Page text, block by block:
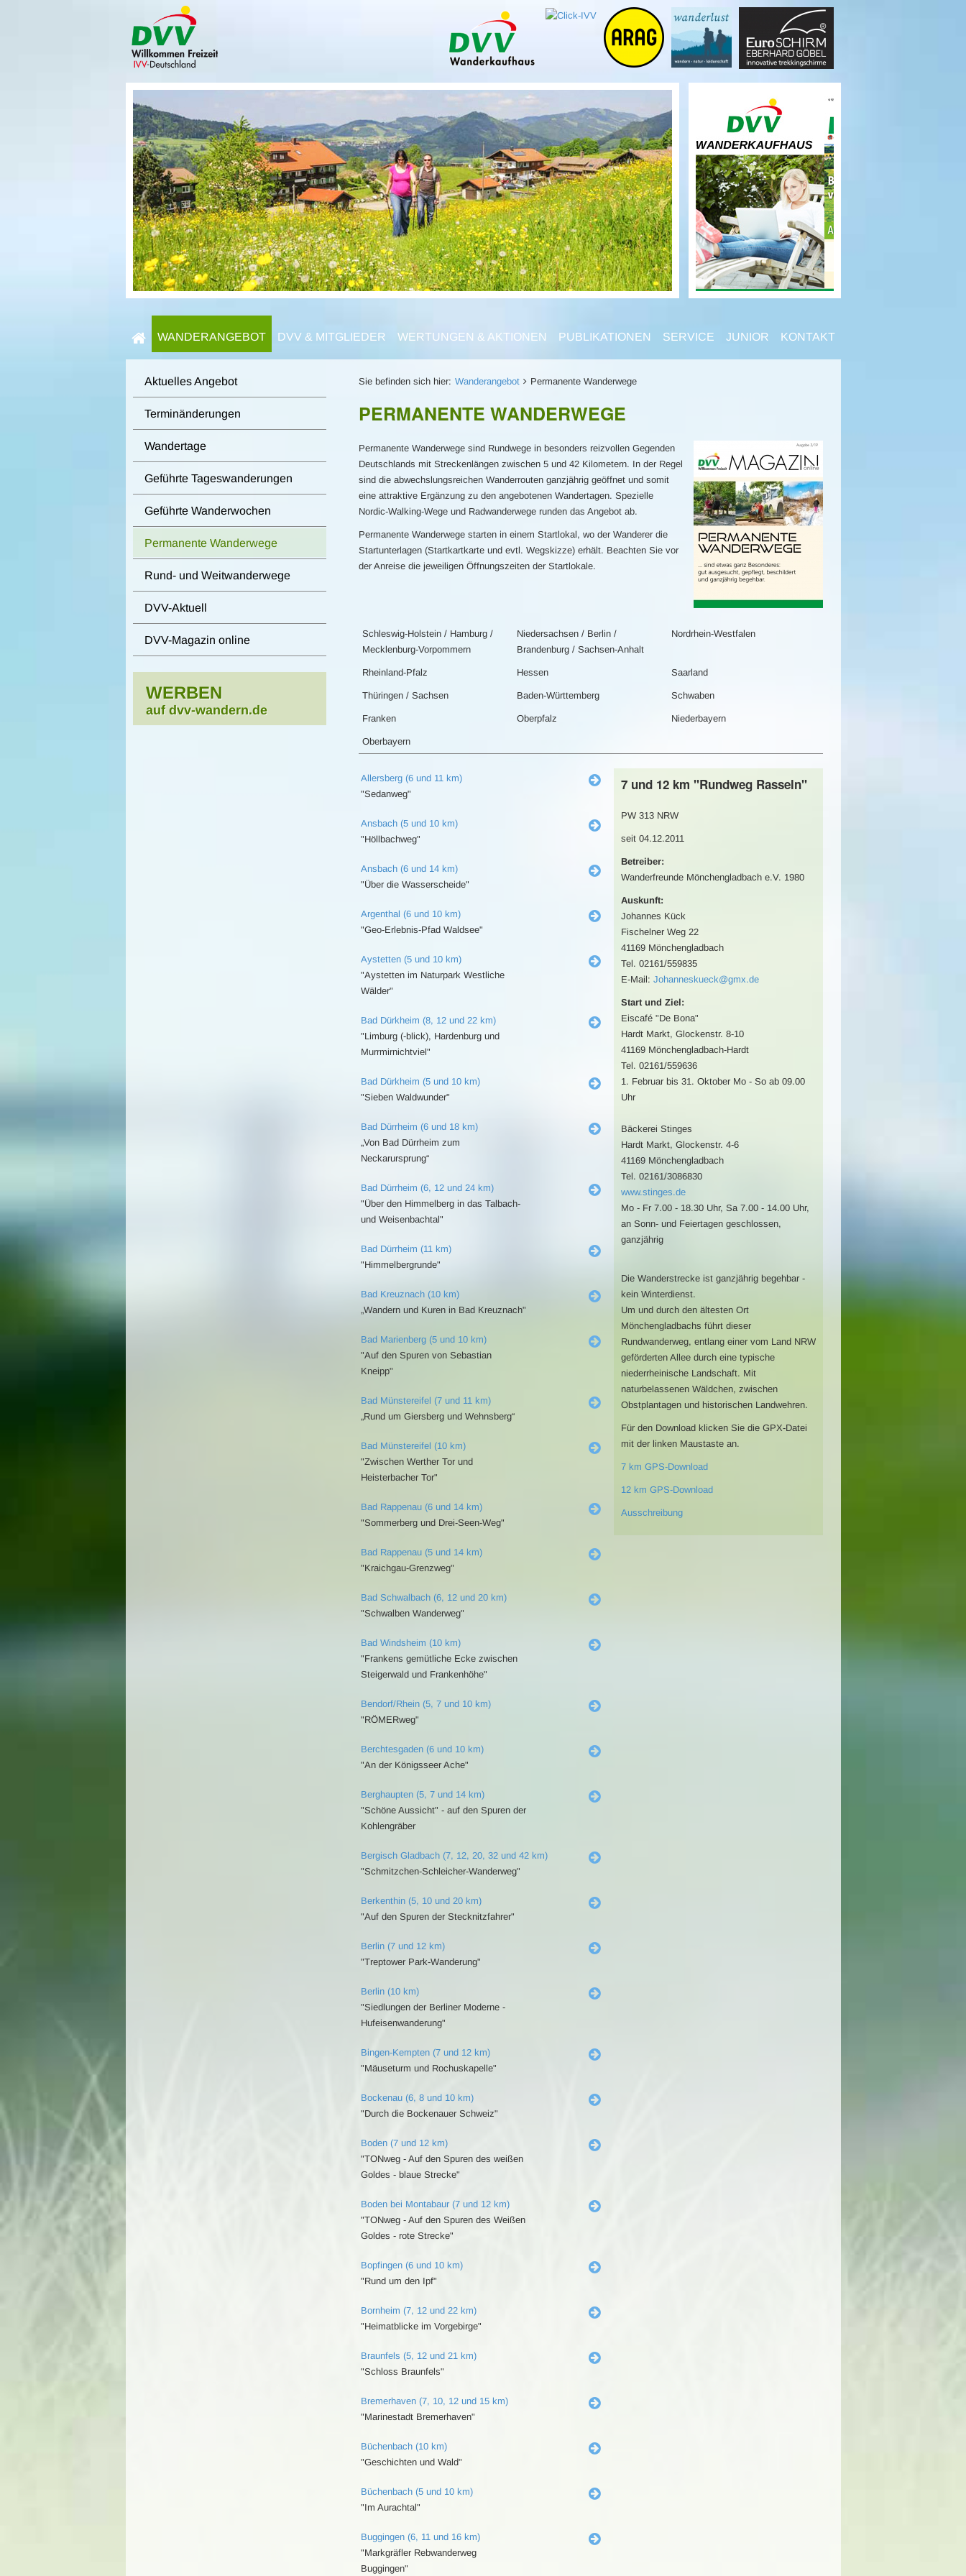
WANDERANGEBOT DVV & MITGLIEDER WERTUNGEN & AKTIONEN PUBLIKATIONEN SERVICE JUNIOR KONTAKT
Sie befinden sich hier: Wanderangebot Permanente Wanderwege
PERMANENTE WANDERWEGE
Permanente Wanderwege sind Rundwege in besonders reizvollen Gegenden
Deutschlands mit Streckenlängen zwischen 5 und 42 Kilometern. In der Regel
sind die abwechslungsreichen Wanderrouten ganzjährig geöffnet und somit
eine attraktive Ergänzung zu den angebotenen Wandertagen. Spezielle
Nordic-Walking-Wege und Radwanderwege runden das Angebot ab.
Permanente Wanderwege starten in einem Startlokal, wo der Wanderer die
Startunterlagen (Startkartkarte und evtl. Wegskizze) erhält. Beachten Sie vor
der Anreise die jeweiligen Öffnungszeiten der Startlokale.
Schleswig-Holstein / Hamburg /
Mecklenburg-Vorpommern
Niedersachsen / Berlin /
Brandenburg / Sachsen-Anhalt
Nordrhein-Westfalen
Rheinland-Pfalz Hessen Saarland
Thüringen / Sachsen Baden-Württemberg Schwaben
Franken Oberpfalz Niederbayern
Oberbayern
Allersberg (6 und 11 km)
"Sedanweg"
Ansbach (5 und 10 km)
"Höllbachweg"
Ansbach (6 und 14 km)
"Über die Wasserscheide"
Argenthal (6 und 10 km)
"Geo-Erlebnis-Pfad Waldsee"
Aystetten (5 und 10 km)
"Aystetten im Naturpark Westliche
Wälder"
Bad Dürkheim (8, 12 und 22 km)
"Limburg (-blick), Hardenburg und
Murrmirnichtviel"
Bad Dürkheim (5 und 10 km)
"Sieben Waldwunder"
Bad Dürrheim (6 und 18 km)
„Von Bad Dürrheim zum
Neckarursprung“
Bad Dürrheim (6, 12 und 24 km)
"Über den Himmelberg in das Talbach-
und Weisenbachtal"
Bad Dürrheim (11 km)
"Himmelbergrunde"
Bad Kreuznach (10 km)
„Wandern und Kuren in Bad Kreuznach"
Bad Marienberg (5 und 10 km)
"Auf den Spuren von Sebastian
Kneipp"
Bad Münstereifel (7 und 11 km)
„Rund um Giersberg und Wehnsberg“
Bad Münstereifel (10 km)
"Zwischen Werther Tor und
Heisterbacher Tor"
Bad Rappenau (6 und 14 km)
"Sommerberg und Drei-Seen-Weg"
Bad Rappenau (5 und 14 km)
"Kraichgau-Grenzweg"
Bad Schwalbach (6, 12 und 20 km)
"Schwalben Wanderweg"
Bad Windsheim (10 km)
"Frankens gemütliche Ecke zwischen
Steigerwald und Frankenhöhe"
Bendorf/Rhein (5, 7 und 10 km)
"RÖMERweg"
Berchtesgaden (6 und 10 km)
"An der Königsseer Ache"
Berghaupten (5, 7 und 14 km)
"Schöne Aussicht" - auf den Spuren der
Kohlengräber
Bergisch Gladbach (7, 12, 20, 32 und 42 km)
"Schmitzchen-Schleicher-Wanderweg"
Berkenthin (5, 10 und 20 km)
"Auf den Spuren der Stecknitzfahrer"
Berlin (7 und 12 km)
"Treptower Park-Wanderung"
Berlin (10 km)
"Siedlungen der Berliner Moderne -
Hufeisenwanderung"
Bingen-Kempten (7 und 12 km)
"Mäuseturm und Rochuskapelle"
Bockenau (6, 8 und 10 km)
"Durch die Bockenauer Schweiz"
Boden (7 und 12 km)
"TONweg - Auf den Spuren des weißen
Goldes - blaue Strecke"
Boden bei Montabaur (7 und 12 km)
"TONweg - Auf den Spuren des Weißen
Goldes - rote Strecke"
Bopfingen (6 und 10 km)
"Rund um den Ipf"
Bornheim (7, 12 und 22 km)
"Heimatblicke im Vorgebirge"
Braunfels (5, 12 und 21 km)
"Schloss Braunfels"
Bremerhaven (7, 10, 12 und 15 km)
"Marinestadt Bremerhaven"
Büchenbach (10 km)
"Geschichten und Wald"
Büchenbach (5 und 10 km)
"Im Aurachtal"
Buggingen (6, 11 und 16 km)
"Markgräfler Rebwanderweg
Buggingen"
7 und 12 km "Rundweg Rasseln"
PW 313 NRW
seit 04.12.2011
Betreiber:
Wanderfreunde Mönchengladbach e.V. 1980
Auskunft:
Johannes Kück
Fischelner Weg 22
41169 Mönchengladbach
Tel. 02161/559835
E-Mail: Johanneskueck@gmx.de
Start und Ziel:
Eiscafé "De Bona"
Hardt Markt, Glockenstr. 8-10
41169 Mönchengladbach-Hardt
Tel. 02161/559636
1. Februar bis 31. Oktober Mo - So ab 09.00
Uhr
Bäckerei Stinges
Hardt Markt, Glockenstr. 4-6
41169 Mönchengladbach
Tel. 02161/3086830
www.stinges.de
Mo - Fr 7.00 - 18.30 Uhr, Sa 7.00 - 14.00 Uhr,
an Sonn- und Feiertagen geschlossen,
ganzjährig
Die Wanderstrecke ist ganzjährig begehbar -
kein Winterdienst.
Um und durch den ältesten Ort
Mönchengladbachs führt dieser
Rundwanderweg, entlang einer vom Land NRW
geförderten Allee durch eine typische
niederrheinische Landschaft. Mit
naturbelassenen Wäldchen, zwischen
Obstplantagen und historischen Landwehren.
Für den Download klicken Sie die GPX-Datei
mit der linken Maustaste an.
7 km GPS-Download
12 km GPS-Download
Ausschreibung
Aktuelles Angebot
Terminänderungen
Wandertage
Geführte Tageswanderungen
Geführte Wanderwochen
Permanente Wanderwege
Rund- und Weitwanderwege
DVV-Aktuell
DVV-Magazin online
WERBEN
auf dvv-wandern.de